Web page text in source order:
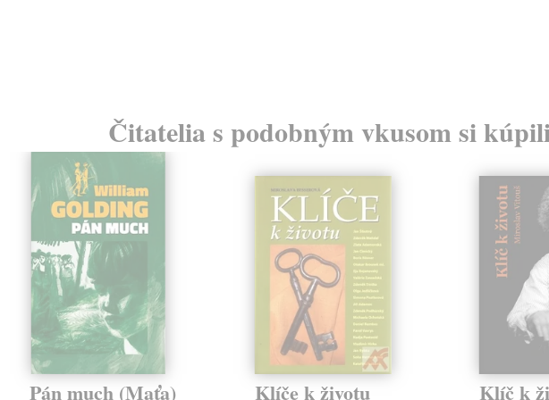
Čitatelia s podobným vkusom si
Pán much (Maťa) Klíče k životu Klíč k